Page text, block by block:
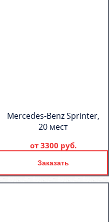
Mercedes-Benz Sprinter,
20 мест
от 3300 руб.
Заказать